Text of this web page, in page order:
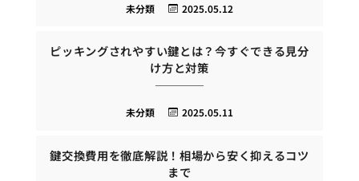
2025.05.12
未分類
ピッキングされやすい鍵とは？今すぐできる見分
け方と対策
2025.05.11
未分類
鍵交換費用を徹底解説！相場から安く抑えるコツ
まで